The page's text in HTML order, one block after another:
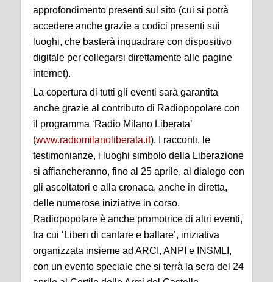
approfondimento presenti sul sito (cui si potrà
accedere anche grazie a codici presenti sui
luoghi, che basterà inquadrare con dispositivo
digitale per collegarsi direttamente alle pagine
internet).
La copertura di tutti gli eventi sarà garantita
anche grazie al contributo di Radiopopolare con
il programma ‘Radio Milano Liberata’
(www.radiomilanoliberata.it). I racconti, le
testimonianze, i luoghi simbolo della Liberazione
si affiancheranno, fino al 25 aprile, al dialogo con
gli ascoltatori e alla cronaca, anche in diretta,
delle numerose iniziative in corso.
Radiopopolare è anche promotrice di altri eventi,
tra cui ‘Liberi di cantare e ballare’, iniziativa
organizzata insieme ad ARCI, ANPI e INSMLI,
con un evento speciale che si terrà la sera del 24